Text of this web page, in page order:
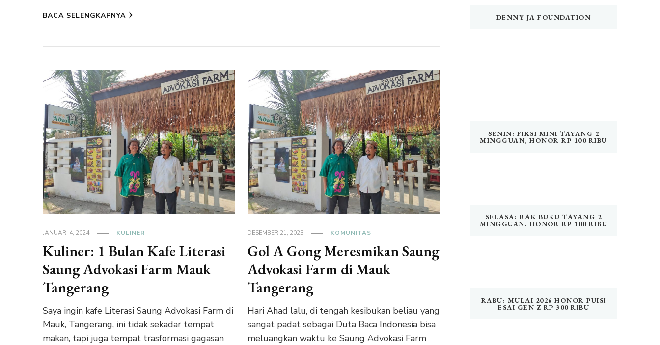
BACA SELENGKAPNYA
JANUARI 4, 2024 KULINER
Kuliner: 1 Bulan Kafe Literasi
Saung Advokasi Farm Mauk
Tangerang
Saya ingin kafe Literasi Saung Advokasi Farm di
Mauk, Tangerang, ini tidak sekadar tempat
makan, tapi juga tempat trasformasi gagasan
DESEMBER 21, 2023 KOMUNITAS
Gol A Gong Meresmikan Saung
Advokasi Farm di Mauk
Tangerang
Hari Ahad lalu, di tengah kesibukan beliau yang
sangat padat sebagai Duta Baca Indonesia bisa
meluangkan waktu ke Saung Advokasi Farm
DENNY JA FOUNDATION
SENIN: FIKSI MINI TAYANG 2
MINGGUAN, HONOR RP 100 RIBU
SELASA: RAK BUKU TAYANG 2
MINGGUAN. HONOR RP 100 RIBU
RABU: MULAI 2026 HONOR PUISI
ESAI GEN Z RP 300 RIBU